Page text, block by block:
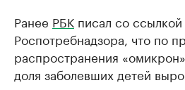
Ранее РБК писал со
Роспотребнадзора, что по
распространения
доля заболевших детей